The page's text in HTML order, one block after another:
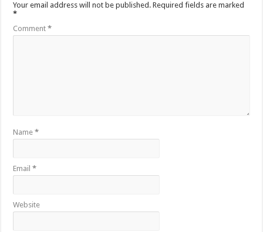
Your email address will not be published. Required fields are marked
*
Comment*
Name*
Email*
Website